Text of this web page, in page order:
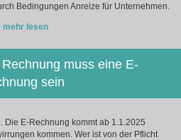
Bedingungen Anreize für Unternehmen.
mehr lesen
muss eine E-
sein
Die E-Rechnung kommt ab 1.1.2025
kommen. Wer ist von der Pflicht